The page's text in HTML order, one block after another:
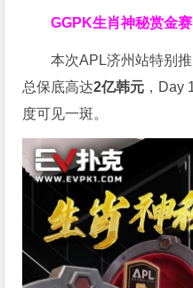
GGPK生肖神秘赏金
本次APL济州站特别推
总保底高达2亿韩元 ，Day
度可见一斑。